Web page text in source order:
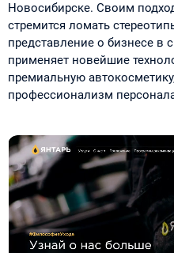
Новосибирске. Своим
стремится ломать
представление о бизнесе в
применяет новейшие
премиальную
профессионализм